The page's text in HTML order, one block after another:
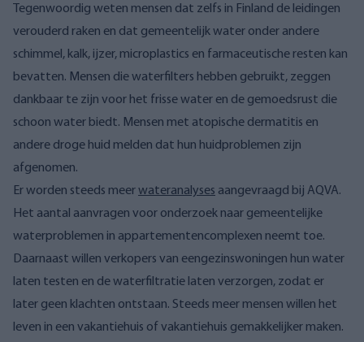
Tegenwoordig weten mensen dat zelfs in Finland de leidingen
verouderd raken en dat gemeentelijk water onder andere
schimmel, kalk, ijzer, microplastics en farmaceutische resten kan
bevatten. Mensen die waterfilters hebben gebruikt, zeggen
dankbaar te zijn voor het frisse water en de gemoedsrust die
schoon water biedt. Mensen met atopische dermatitis en
andere droge huid melden dat hun huidproblemen zijn
afgenomen.
Er worden steeds meerwateranalyses aangevraagd bij AQVA.
Het aantal aanvragen voor onderzoek naar gemeentelijke
waterproblemen in appartementencomplexen neemt toe.
Daarnaast willen verkopers van eengezinswoningen hun water
laten testen en de waterfiltratie laten verzorgen, zodat er
later geen klachten ontstaan. Steeds meer mensen willen het
leven in een vakantiehuis of vakantiehuis gemakkelijker maken.